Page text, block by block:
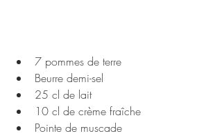
7 pommes de terre
Beurre demi-sel
25 cl de lait
10 cl de crème fraîche
Pointe de muscade